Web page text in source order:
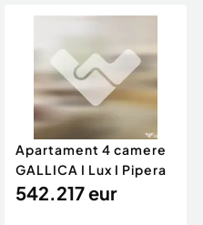
Apartament 4 camere
GALLICA I Lux I Pipera
542.217 eur